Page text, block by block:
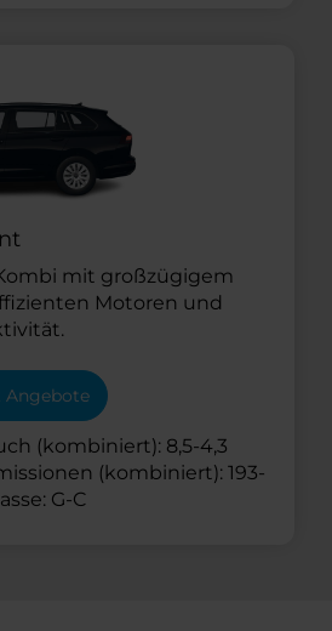
mit großzügigem
Motoren und
Angebote
(kombiniert): 8,5-4,3
(kombiniert): 193-
G-C